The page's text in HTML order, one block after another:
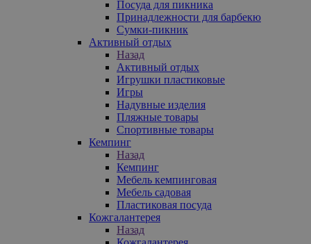
Посуда для пикника
Принадлежности для барбекю
Сумки-пикник
Активный отдых
Назад
Активный отдых
Игрушки пластиковые
Игры
Надувные изделия
Пляжные товары
Спортивные товары
Кемпинг
Назад
Кемпинг
Мебель кемпинговая
Мебель садовая
Пластиковая посуда
Кожгалантерея
Назад